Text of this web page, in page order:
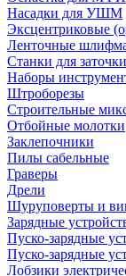
Насадки для УШМ
Эксцентриковые
Ленточные
Станки для
Наборы
Штроборезы
Строительные
Отбойные молотки
Заклепочники
Пилы сабельные
Граверы
Дрели
Шуруповерты и
Зарядные
Пуско-зарядные
Пуско-зарядные
Лобзики